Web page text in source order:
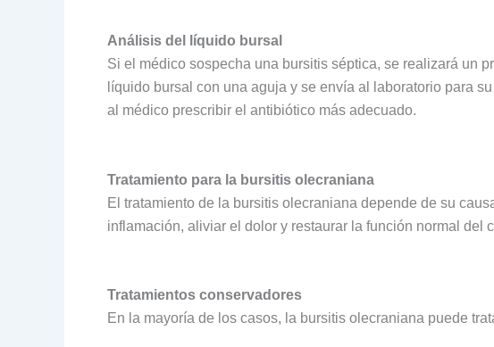
Análisis del líquido bursal
Si el médico sospecha una bursitis séptica, se realizará un
líquido bursal con una aguja y se envía al laboratorio para
al médico prescribir el antibiótico más adecuado.
Tratamiento para la bursitis olecraniana
El tratamiento de la bursitis olecraniana depende de su
inflamación, aliviar el dolor y restaurar la función normal del
Tratamientos conservadores
En la mayoría de los casos, la bursitis olecraniana puede